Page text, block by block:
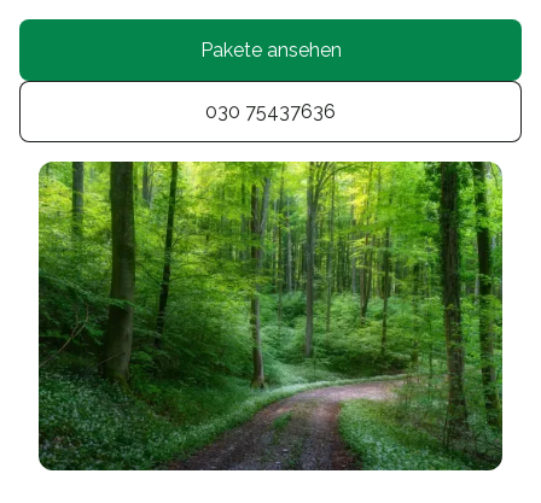
Pakete ansehen
030 75437636